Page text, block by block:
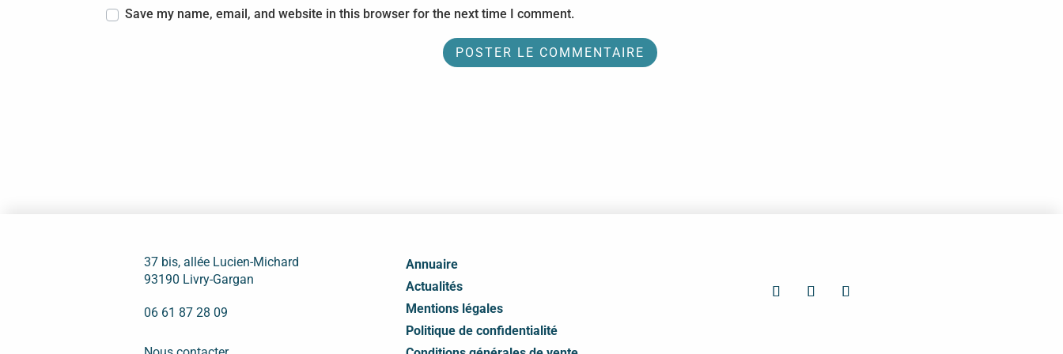
Save my name, email, and website in this browser for the next time I comment.
37 bis, allée Lucien-Michard
93190 Livry-Gargan
06 61 87 28 09
Annuaire
Actualités
Mentions légales
Politique de confidentialité